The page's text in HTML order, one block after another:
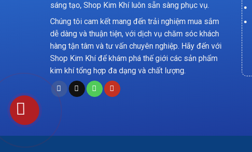
sáng tạo, Shop Kim Khí luôn sẵn sàng phục vụ.
Chúng tôi cam kết mang đến trải nghiệm mua sắm
dễ dàng và thuận tiện, với dịch vụ chăm sóc khách
hàng tận tâm và tư vấn chuyên nghiệp. Hãy đến với
Shop Kim Khí để khám phá thế giới các sản phẩm
kim khí tổng hợp đa dạng và chất lượng.